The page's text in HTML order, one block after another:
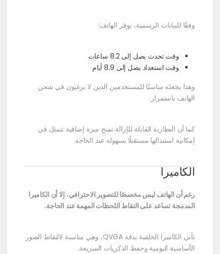
وفقًا للبيانات الرسمية، يوفر الهاتف:
وقت تحدث يصل إلى 8.2 ساعات
وقت استعداد يصل إلى 8.9 أيام
وهذا يجعله مناسبًا للمستخدمين الذين لا يرغبون في شحن
الهاتف باستمرار.
كما أن البطارية القابلة للإزالة تمنح ميزة إضافية تتمثل في
إمكانية استبدالها مستقبلًا بسهولة عند الحاجة.
الكاميرا
رغم أن الهاتف ليس مخصصًا للتصوير الاحترافي، إلا أن الكاميرا
المدمجة تساعد على التقاط اللحظات المهمة عند الحاجة.
تأتي الكاميرا الخلفية بدقة QVGA، وهي مناسبة لالتقاط الصور
الأساسية اليومية وحفظ الذكريات السريعة.